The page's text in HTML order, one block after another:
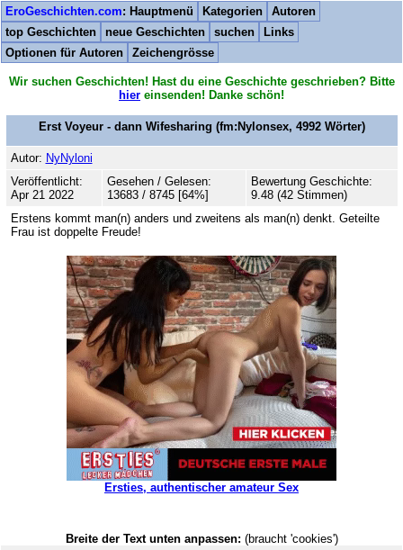
EroGeschichten.com: Hauptmenü Kategorien
Autoren
top Geschichten
neue Geschichten suchen
Links
Optionen für Autoren
Zeichengrösse
Wir suchen Geschichten! Hast du eine Geschichte geschrieben? Bitte
hier einsenden! Danke schön!
Erst Voyeur - dann Wifesharing (fm:Nylonsex, 4992Wörter)
Autor: NyNyloni
Veröffentlicht:
Apr 21 2022
Gesehen / Gelesen:
13683 / 8745 [64%]
Bewertung Geschichte:
9.48 (42 Stimmen)
Erstens kommt man(n) anders und zweitens als man(n) denkt. Geteilte
Frau ist doppelte Freude!
Ersties, authentischer amateur Sex
Breite der Text unten anpassen: (braucht 'cookies')